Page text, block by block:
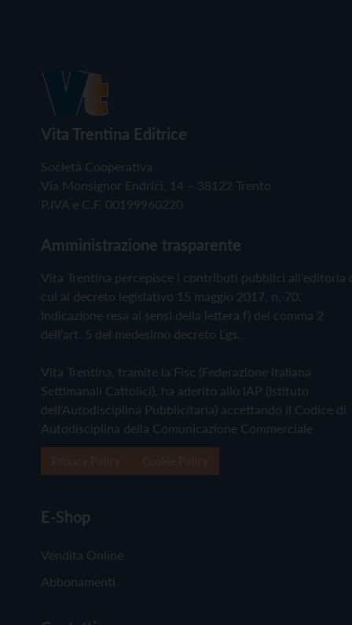
Vita Trentina Editrice
Società Cooperativa
Via Monsignor Endrici, 14 – 38122 Trento
P.IVA e C.F. 00199960220
Amministrazione trasparente
Vita Trentina percepisce i contributi pubblici all'editoria
cui al decreto legislativo 15 maggio 2017, n. 70.
Indicazione resa ai sensi della lettera f) del comma 2
dell'art. 5 del medesimo decreto Lgs.
Vita Trentina, tramite la Fisc (Federazione Italiana
Settimanali Cattolici), ha aderito allo IAP (Istituto
dell'Autodisciplina Pubblicitaria) accettando il Codice di
Autodisciplina della Comunicazione Commerciale
E-Shop
Vendita Online
Abbonamenti